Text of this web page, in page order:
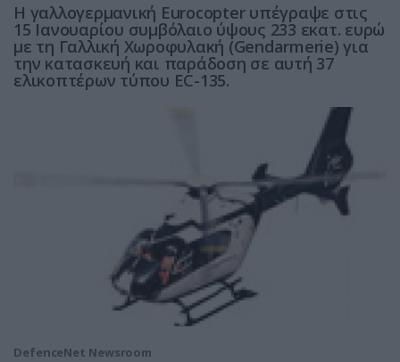
H γαλλογερμανική Eurocopter υπέγραψε στις
15 Ιανουαρίου συμβόλαιο ύψους 233 εκατ. ευρώ
με τη Γαλλική Χωροφυλακή (Gendarmerie) για
την κατασκευή και παράδοση σε αυτή 37
ελικοπτέρων τύπου EC-135.
DefenceNet Newsroom